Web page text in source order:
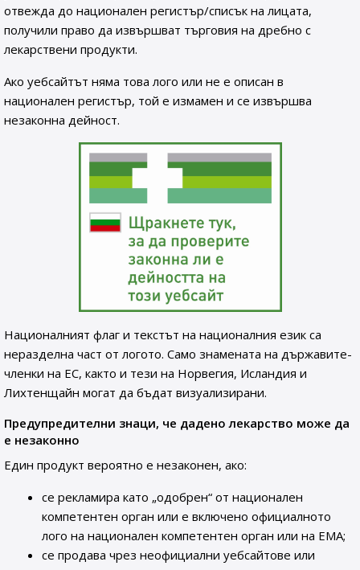
отвежда до национален регистър/списък на лицата,
получили право да извършват търговия на дребно с
лекарствени продукти.
Ако уебсайтът няма това лого или не е описан в
национален регистър, той е измамен и се извършва
незаконна дейност.
Националният флаг и текстът на националния език са
неразделна част от логото. Само знамената на държавите-
членки на ЕС, както и тези на Норвегия, Исландия и
Лихтенщайн могат да бъдат визуализирани.
Предупредителни знаци, че дадено лекарство може да
е незаконно
Един продукт вероятно е незаконен, ако:
се рекламира като „одобрен“ от национален
компетентен орган или е включено официалното
лого на национален компетентен орган или на ЕМА;
се продава чрез неофициални уебсайтове или